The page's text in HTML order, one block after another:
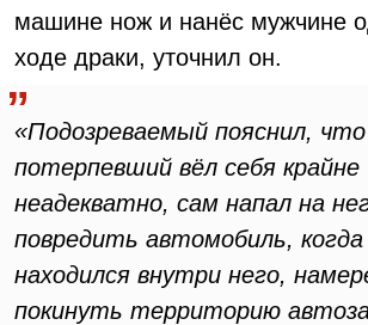
машине нож и нанёс мужчине
ходе драки, уточнил он.
«Подозреваемый пояснил, что
потерпевший вёл себя крайне
неадекватно, сам напал на
повредить автомобиль,
находился внутри него,
покинуть территорию